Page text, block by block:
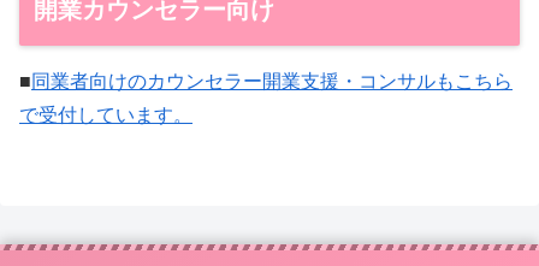
開業カウンセラー向け
■同業者向けのカウンセラー開業支援・コンサルもこちら
で受付しています。